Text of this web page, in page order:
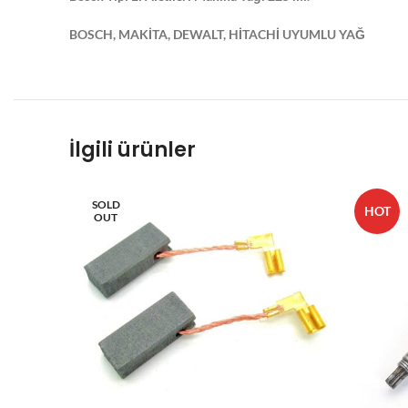
BOSCH, MAKİTA, DEWALT, HİTACHİ UYUMLU YAĞ
İlgili ürünler
SOLD
OUT
HOT